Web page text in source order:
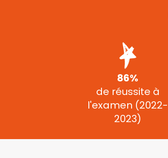
86%
de réussite à
l'examen (2022-
2023)